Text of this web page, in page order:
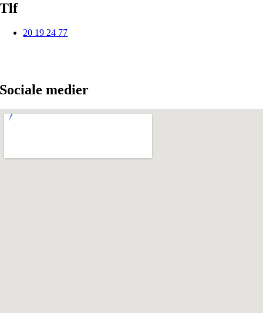
Tlf
20 19 24 77
Sociale medier